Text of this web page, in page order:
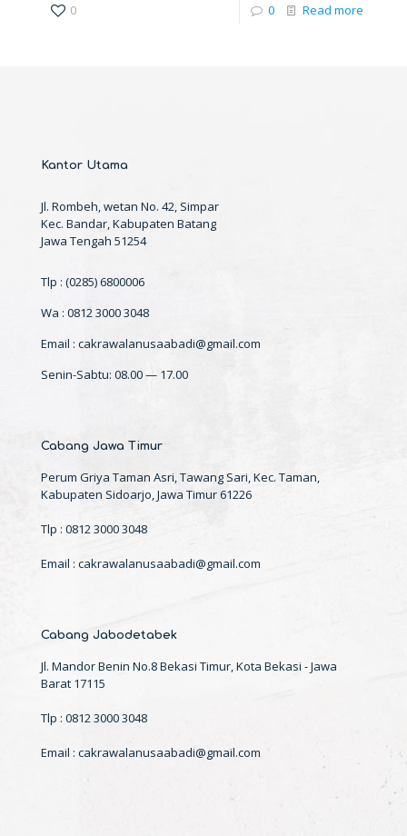
0 0 Read more
Kantor Utama
Jl. Rombeh, wetan No. 42, Simpar
Kec. Bandar, Kabupaten Batang
Jawa Tengah 51254
Tlp : (0285) 6800006
Wa : 0812 3000 3048
Email : cakrawalanusaabadi@gmail.com
Senin-Sabtu: 08.00 — 17.00
Cabang Jawa Timur
Perum Griya Taman Asri, Tawang Sari, Kec. Taman,
Kabupaten Sidoarjo, Jawa Timur 61226
Tlp : 0812 3000 3048
Email : cakrawalanusaabadi@gmail.com
Cabang Jabodetabek
Jl. Mandor Benin No.8 Bekasi Timur, Kota Bekasi - Jawa
Barat 17115
Tlp : 0812 3000 3048
Email : cakrawalanusaabadi@gmail.com